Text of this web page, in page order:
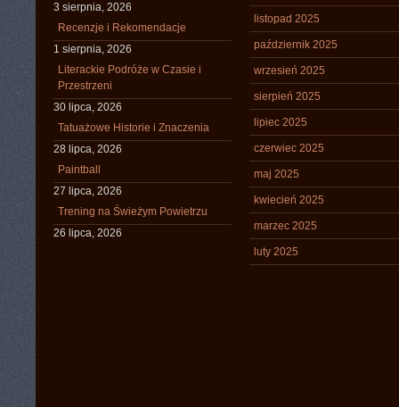
3 sierpnia, 2026
Recenzje i Rekomendacje
1 sierpnia, 2026
Literackie Podróże w Czasie i
Przestrzeni
30 lipca, 2026
Tatuażowe Historie i Znaczenia
28 lipca, 2026
Paintball
27 lipca, 2026
Trening na Świeżym Powietrzu
26 lipca, 2026
listopad 2025
październik 2025
wrzesień 2025
sierpień 2025
lipiec 2025
czerwiec 2025
maj 2025
kwiecień 2025
marzec 2025
luty 2025